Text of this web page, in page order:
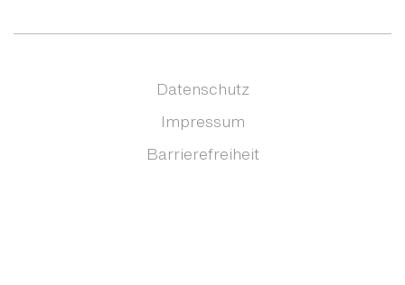
Datenschutz
Impressum
Barrierefreiheit